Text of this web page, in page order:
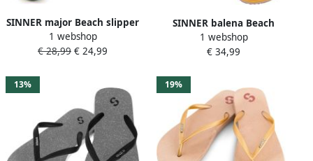
SINNER major Beach slipper
heren Zwart-Multicolour
1 webshop
€ 28,99 € 24,99
SINNER balena Beach
slipper dames Bruin-
Multicolour
1 webshop
€ 34,99
13% 19%